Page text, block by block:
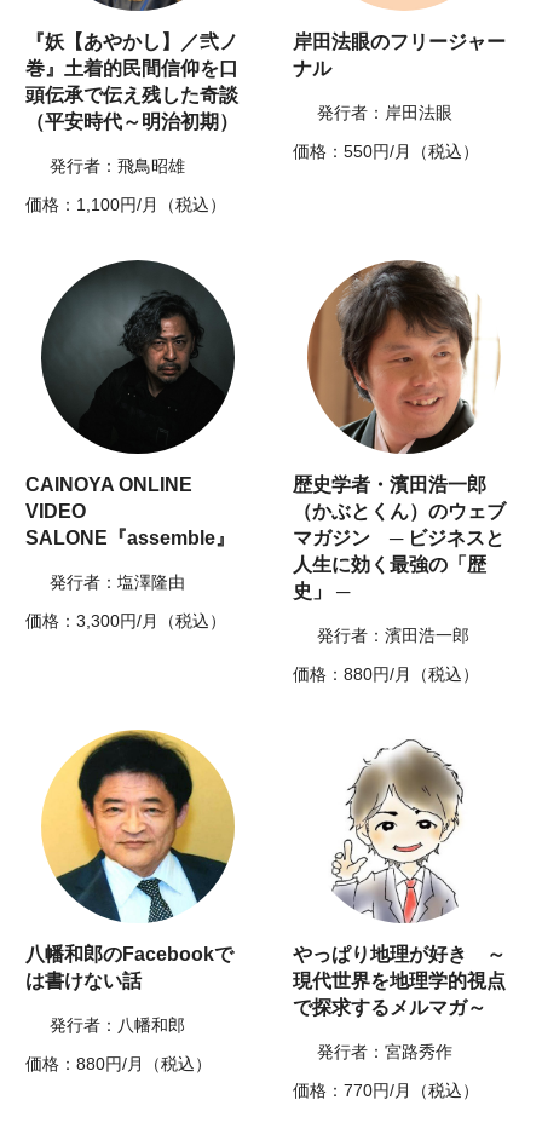
『妖【あやかし】／弐ノ
巻』土着的民間信仰を口
頭伝承で伝え残した奇談
（平安時代～明治初期）
発行者：飛鳥昭雄
価格：1,100円/月（税込）
岸田法眼のフリージャー
ナル
発行者：岸田法眼
価格：550円/月（税込）
CAINOYA ONLINE
VIDEO
SALONE『assemble』
発行者：塩澤隆由
価格：3,300円/月（税込）
歴史学者・濱田浩一郎
（かぶとくん）のウェブ
マガジン ─ ビジネスと
人生に効く最強の「歴
史」 ─
発行者：濱田浩一郎
価格：880円/月（税込）
八幡和郎のFacebookで
は書けない話
発行者：八幡和郎
価格：880円/月（税込）
やっぱり地理が好き ～
現代世界を地理学的視点
で探求するメルマガ～
発行者：宮路秀作
価格：770円/月（税込）